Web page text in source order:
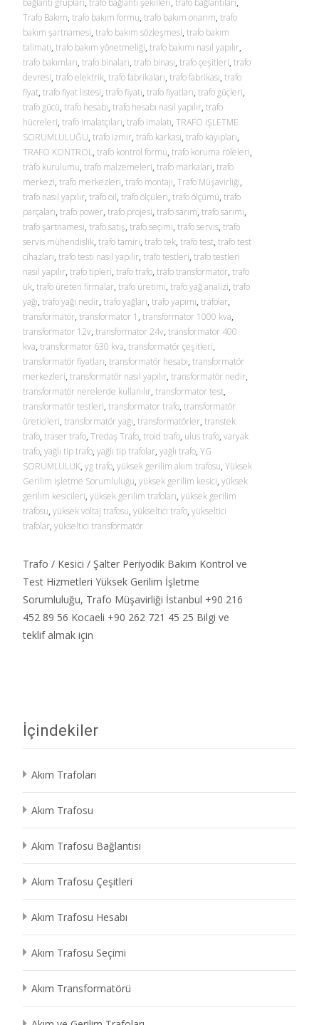
bağlantı grupları, trafo bağlantı şekilleri, trafo bağlantıları,
Trafo Bakım, trafo bakım formu, trafo bakım onarım, trafo
bakım şartnamesi, trafo bakım sözleşmesi, trafo bakım
talimatı, trafo bakım yönetmeliği, trafo bakımı nasıl yapılır,
trafo bakımları, trafo binaları, trafo binası, trafo çeşitleri, trafo
devresi, trafo elektrik, trafo fabrikaları, trafo fabrikası, trafo
fiyat, trafo fiyat listesi, trafo fiyatı, trafo fiyatları, trafo güçleri,
trafo gücü, trafo hesabı, trafo hesabı nasıl yapılır, trafo
hücreleri, trafo imalatçıları, trafo imalatı, TRAFO İŞLETME
SORUMLULUĞU, trafo izmir, trafo karkası, trafo kayıpları,
TRAFO KONTROL, trafo kontrol formu, trafo koruma röleleri,
trafo kurulumu, trafo malzemeleri, trafo markaları, trafo
merkezi, trafo merkezleri, trafo montajı, Trafo Müşavirliği,
trafo nasıl yapılır, trafo oil, trafo ölçüleri, trafo ölçümü, trafo
parçaları, trafo power, trafo projesi, trafo sarım, trafo sarımı,
trafo şartnamesi, trafo satış, trafo seçimi, trafo servis, trafo
servis mühendislik, trafo tamiri, trafo tek, trafo test, trafo test
cihazları, trafo testi nasıl yapılır, trafo testleri, trafo testleri
nasıl yapılır, trafo tipleri, trafo trafo, trafo transformatör, trafo
uk, trafo üreten firmalar, trafo üretimi, trafo yağ analizi, trafo
yağı, trafo yağı nedir, trafo yağları, trafo yapımı, trafolar,
transformatör, transformator 1 , transformator 1000 kva,
transformator 12v, transformator 24v, transformator 400
kva, transformator 630 kva, transformatör çeşitleri,
transformatör fiyatları, transformatör hesabı, transformatör
merkezleri, transformatör nasıl yapılır, transformatör nedir,
transformatör nerelerde kullanılır, transformator test,
transformatör testleri, transformator trafo, transformatör
üreticileri, transformatör yağı, transformatörler, transtek
trafo, traser trafo, Tredaş Trafo, troid trafo, ulus trafo, varyak
trafo, yağlı tip trafo, yağlı tip trafolar, yağlı trafo, YG
SORUMLULUK, yg trafo, yüksek gerilim akım trafosu, Yüksek
Gerilim İşletme Sorumluluğu, yüksek gerilim kesici, yüksek
gerilim kesicileri, yüksek gerilim trafoları, yüksek gerilim
trafosu, yüksek voltaj trafosu, yükseltici trafo, yükseltici
trafolar, yükseltici transformatör
Trafo / Kesici / Şalter Periyodik Bakım Kontrol ve
Test Hizmetleri Yüksek Gerilim İşletme
Sorumluluğu, Trafo Müşavirliği İstanbul +90 216
452 89 56 Kocaeli +90 262 721 45 25 Bilgi ve
teklif almak için
İçindekiler
Akım Trafoları
Akım Trafosu
Akım Trafosu Bağlantısı
Akım Trafosu Çeşitleri
Akım Trafosu Hesabı
Akım Trafosu Seçimi
Akım Transformatörü